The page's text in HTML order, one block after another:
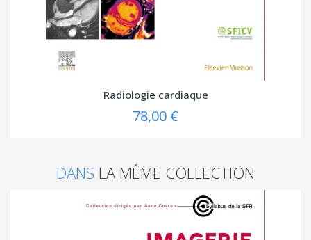
Radiologie cardiaque
78,00 €
DANS LA MÊME COLLECTION